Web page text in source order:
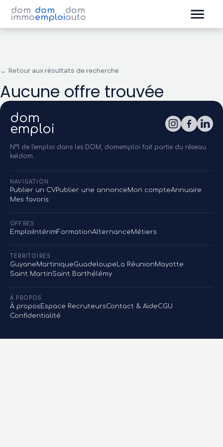
dom
immo
dom
emploi
dom
auto
← Retour aux résultats de recherche
Aucune offre trouvée
dom
emploi
N°1 de l'emploi dans les DOM, domemploi fait partie du réseau
keldom.
NAVIGATION
Publier un CVPublier une annonceMon compteAnnuaire
Mes favoris
OFFRES
EmploiIntérimFormationAlternanceMétiers
TERRITOIRES
GuyaneMartiniqueGuadeloupe La RéunionMayotte
Saint MartinSaint Barthélémy
À PROPOS
À propos Espace RecruteursContact & AideCGU
Confidentialité